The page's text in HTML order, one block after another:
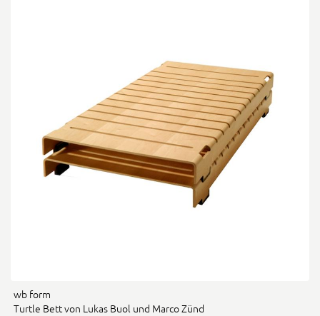
wb form
Turtle Bett von Lukas Buol und Marco Zünd